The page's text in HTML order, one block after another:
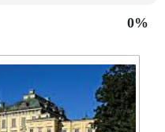
0%